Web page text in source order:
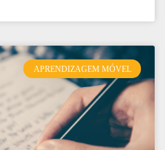
APRENDIZAGEM MÓVEL